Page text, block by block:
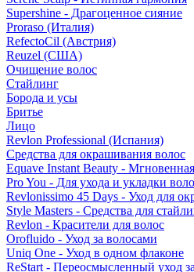
Supershine - Драгоценное сияние
Proraso (Италия)
RefectoCil (Австрия)
Reuzel (США)
Очищение волос
Стайлинг
Борода и усы
Бритье
Лицо
Revlon Professional (Испания)
Средства для окрашивания волос
Equave Instant Beauty -
Pro You - Для ухода и укладки
Revlonissimo 45 Days - Уход для
Style Masters - Средства для
Revlon - Красители для волос
Orofluido - Уход за волосами
Uniq One - Уход в одном флаконе
ReStart - Переосмысленный уход